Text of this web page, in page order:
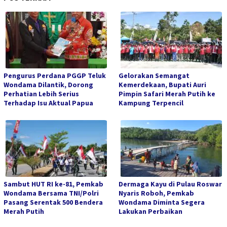
Pengurus Perdana PGGP Teluk
Wondama Dilantik, Dorong
Perhatian Lebih Serius
Terhadap Isu Aktual Papua
Gelorakan Semangat
Kemerdekaan, Bupati Auri
Pimpin Safari Merah Putih ke
Kampung Terpencil
Sambut HUT RI ke-81, Pemkab
Wondama Bersama TNI/Polri
Pasang Serentak 500 Bendera
Merah Putih
Dermaga Kayu di Pulau Roswar
Nyaris Roboh, Pemkab
Wondama Diminta Segera
Lakukan Perbaikan